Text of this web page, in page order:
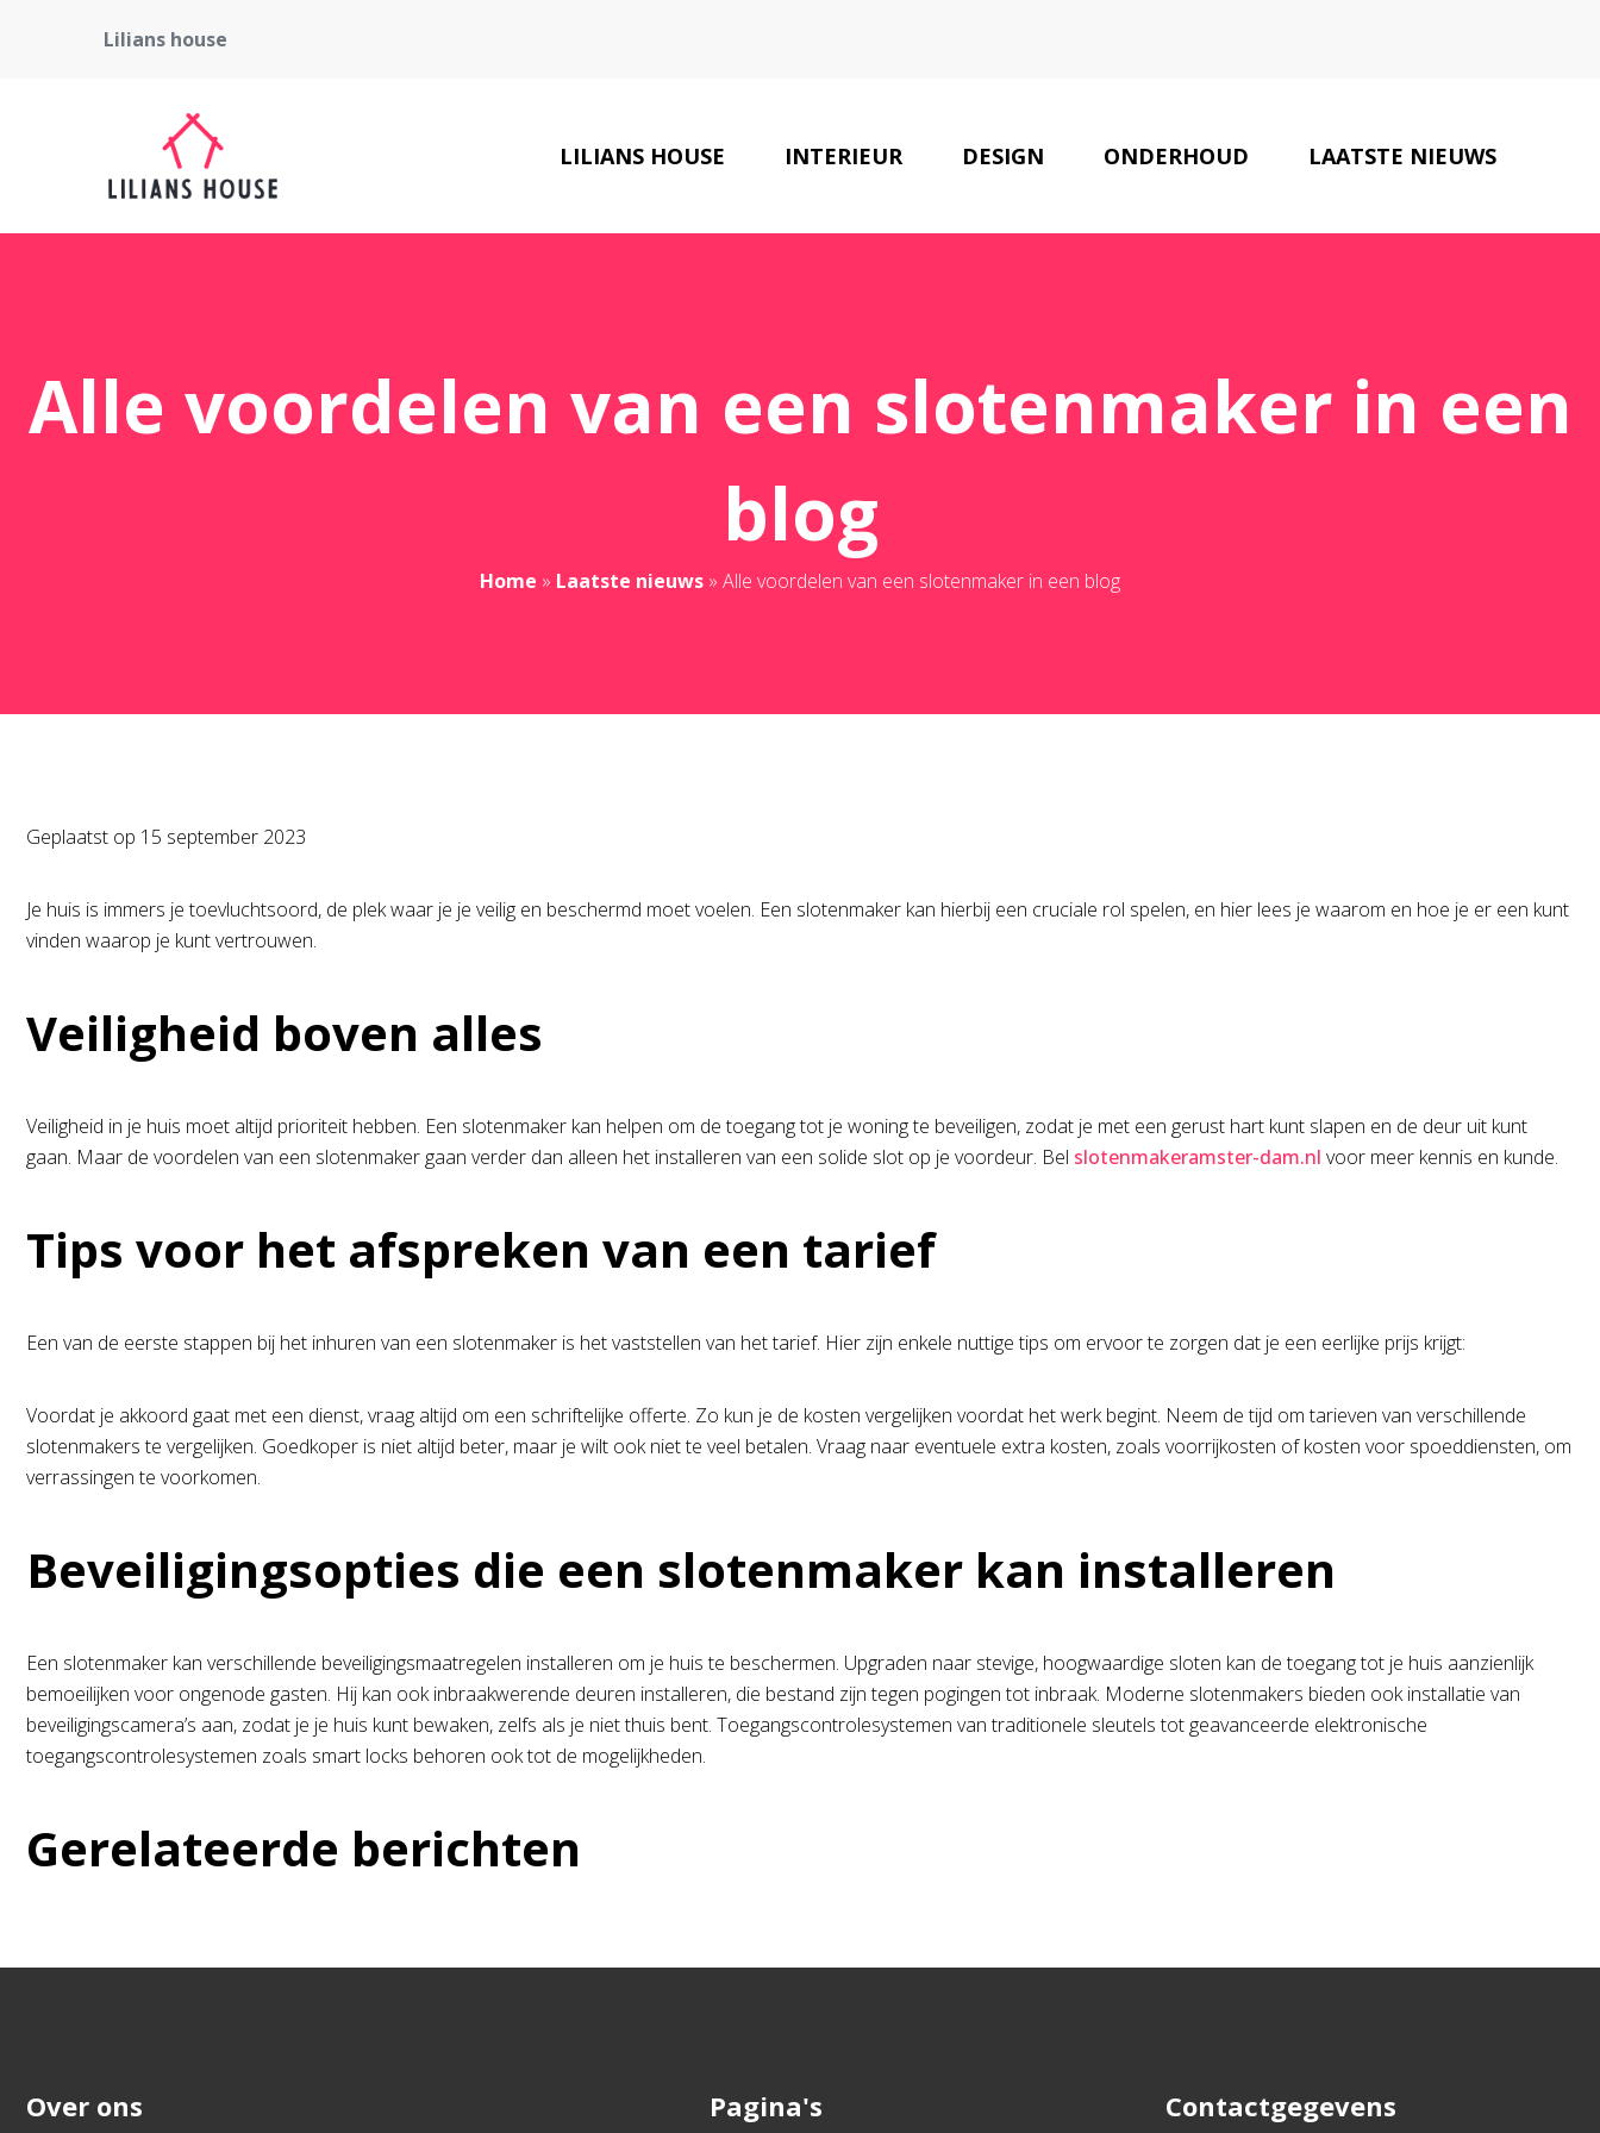
Lilians house
LILIANS HOUSE INTERIEUR DESIGN ONDERHOUD LAATSTE NIEUWS
Alle voordelen van een slotenmaker in een
blog
Home » Laatste nieuws » Alle voordelen van een slotenmaker in een blog
Geplaatst op 15 september 2023
Je huis is immers je toevluchtsoord, de plek waar je je veilig en beschermd moet voelen. Een slotenmaker kan hierbij een cruciale rol spelen, en hier lees je waarom en hoe je er een kunt
vinden waarop je kunt vertrouwen.
Veiligheid boven alles
Veiligheid in je huis moet altijd prioriteit hebben. Een slotenmaker kan helpen om de toegang tot je woning te beveiligen, zodat je met een gerust hart kunt slapen en de deur uit kunt
gaan. Maar de voordelen van een slotenmaker gaan verder dan alleen het installeren van een solide slot op je voordeur. Bel slotenmakeramster-dam.nl voor meer kennis en kunde.
Tips voor het afspreken van een tarief
Een van de eerste stappen bij het inhuren van een slotenmaker is het vaststellen van het tarief. Hier zijn enkele nuttige tips om ervoor te zorgen dat je een eerlijke prijs krijgt:
Voordat je akkoord gaat met een dienst, vraag altijd om een schriftelijke offerte. Zo kun je de kosten vergelijken voordat het werk begint. Neem de tijd om tarieven van verschillende
slotenmakers te vergelijken. Goedkoper is niet altijd beter, maar je wilt ook niet te veel betalen. Vraag naar eventuele extra kosten, zoals voorrijkosten of kosten voor spoeddiensten, om
verrassingen te voorkomen.
Beveiligingsopties die een slotenmaker kan installeren
Een slotenmaker kan verschillende beveiligingsmaatregelen installeren om je huis te beschermen. Upgraden naar stevige, hoogwaardige sloten kan de toegang tot je huis aanzienlijk
bemoeilijken voor ongenode gasten. Hij kan ook inbraakwerende deuren installeren, die bestand zijn tegen pogingen tot inbraak. Moderne slotenmakers bieden ook installatie van
beveiligingscamera’s aan, zodat je je huis kunt bewaken, zelfs als je niet thuis bent. Toegangscontrolesystemen van traditionele sleutels tot geavanceerde elektronische
toegangscontrolesystemen zoals smart locks behoren ook tot de mogelijkheden.
Gerelateerde berichten
Over ons Pagina's Contactgegevens